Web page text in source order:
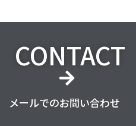
CONTACT
メールでのお問い合わせ